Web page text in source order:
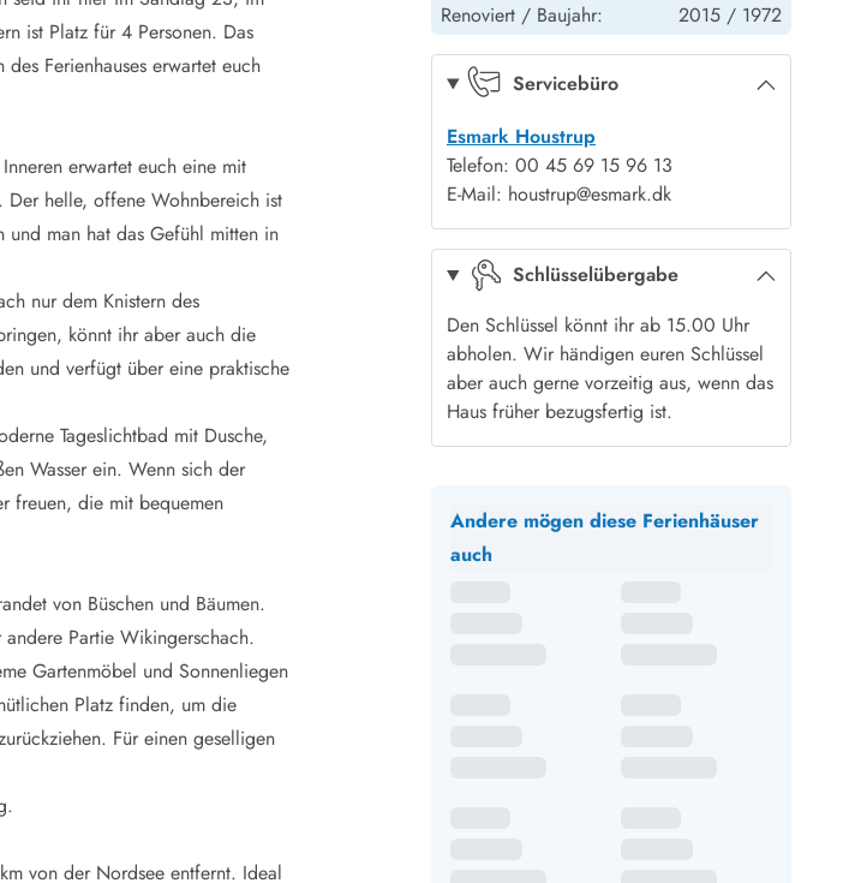
ist Platz für 4 Personen. Das
Ferienhauses erwartet euch
erwartet euch eine mit
Der helle, offene Wohnbereich ist
und man hat das Gefühl mitten in
nur dem Knistern des
könnt ihr aber auch die
und verfügt über eine praktische
Tageslichtbad mit Dusche,
Wasser ein. Wenn sich der
freuen, die mit bequemen
von Büschen und Bäumen.
Partie Wikingerschach.
Gartenmöbel und Sonnenliegen
Platz finden, um die
Für einen geselligen
von der Nordsee entfernt. Ideal
Renoviert / Baujahr: 2015 / 1972
Servicebüro
Esmark Houstrup
Telefon: 00 45 69 15 96 13
E-Mail: houstrup@esmark.dk
Schlüsselübergabe
Den Schlüssel könnt ihr ab 15.00 Uhr
abholen. Wir händigen euren Schlüssel
aber auch gerne vorzeitig aus, wenn das
Haus früher bezugsfertig ist.
Andere mögen diese Ferienhäuser
auch